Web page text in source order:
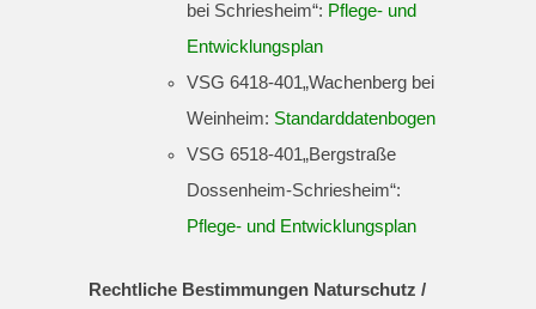
bei Schriesheim“: Pflege- und
Entwicklungsplan
VSG 6418-401„Wachenberg bei
Weinheim: Standarddatenbogen
VSG 6518-401„Bergstraße
Dossenheim-Schries­heim“:
Pflege- und Entwicklungsplan
Rechtliche Bestimmungen Naturschutz /